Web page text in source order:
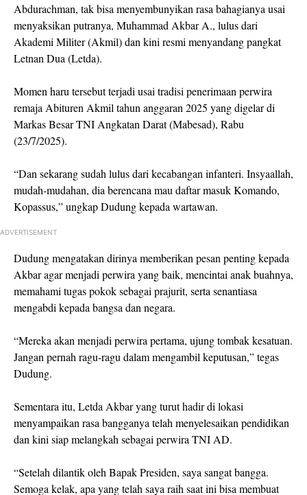
Abdurachman, tak bisa menyembunyikan rasa bahagianya usai
menyaksikan putranya, Muhammad Akbar A., lulus dari
Akademi Militer (Akmil) dan kini resmi menyandang pangkat
Letnan Dua (Letda).
Momen haru tersebut terjadi usai tradisi penerimaan perwira
remaja Abituren Akmil tahun anggaran 2025 yang digelar di
Markas Besar TNI Angkatan Darat (Mabesad), Rabu
(23/7/2025).
“Dan sekarang sudah lulus dari kecabangan infanteri. Insyaallah,
mudah-mudahan, dia berencana mau daftar masuk Komando,
Kopassus,” ungkap Dudung kepada wartawan.
ADVERTISEMENT
Dudung mengatakan dirinya memberikan pesan penting kepada
Akbar agar menjadi perwira yang baik, mencintai anak buahnya,
memahami tugas pokok sebagai prajurit, serta senantiasa
mengabdi kepada bangsa dan negara.
“Mereka akan menjadi perwira pertama, ujung tombak kesatuan.
Jangan pernah ragu-ragu dalam mengambil keputusan,” tegas
Dudung.
Sementara itu, Letda Akbar yang turut hadir di lokasi
menyampaikan rasa bangganya telah menyelesaikan pendidikan
dan kini siap melangkah sebagai perwira TNI AD.
“Setelah dilantik oleh Bapak Presiden, saya sangat bangga.
Semoga kelak, apa yang telah saya raih saat ini bisa membuat